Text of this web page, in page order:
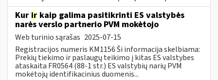
Kur ir kaip galima pasitikrinti ES valstybės
narės verslo partnerio PVM mokėtojo
Web turinio sąrašas 2025-07-15
Registracijos numeris KM1156 Ši informacija skelbiama:
Prekių tiekimo ir paslaugų teikimo į kitas ES valstybes
ataskaita FR0564 (88-1 str.) ES valstybių narių PVM
mokėtojų identifikacinius duomenis...